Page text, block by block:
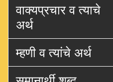
वाक्यप्रचार व त्याचे
अर्थ
म्हणी व त्यांचे अर्थ